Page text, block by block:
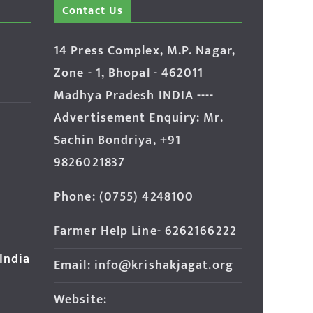
Contact Us
14 Press Complex, M.P. Nagar,
Zone - 1, Bhopal - 462011
Madhya Pradesh INDIA ----
Advertisement Enquiry: Mr.
Sachin Bondriya, +91
9826021837
Phone: (0755) 4248100
Farmer Help Line- 6262166222
Email: info@krishakjagat.org
Website: